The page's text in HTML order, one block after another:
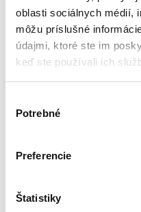
oblasti sociálnych médií,
môžu príslušné
údajmi, ktoré ste im
keď ste používali ich
súhlasu
Potrebné
Preferencie
Štatistiky